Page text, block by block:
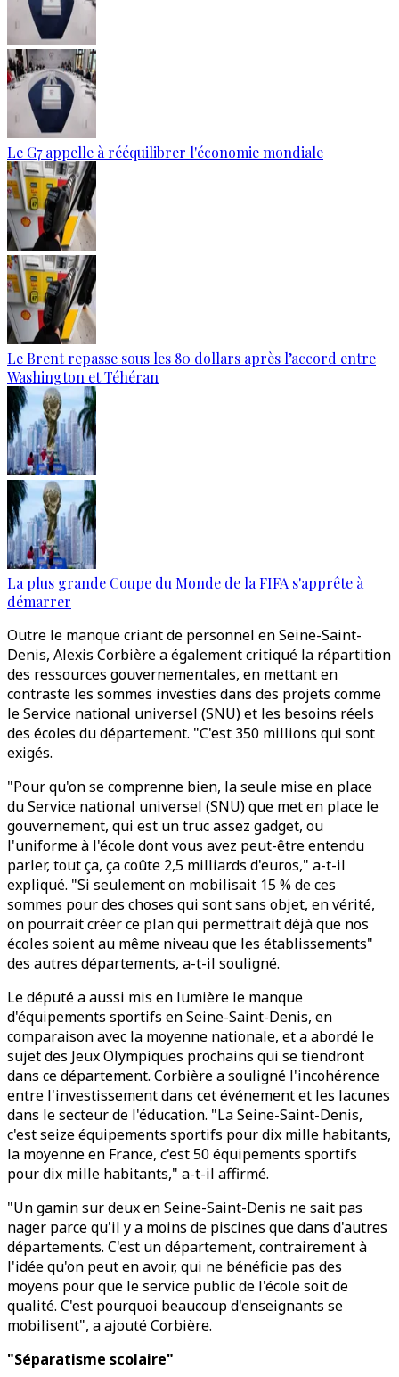
Le G7 appelle à rééquilibrer l'économie mondiale
Le Brent repasse sous les 80 dollars après l’accord entre
Washington et Téhéran
La plus grande Coupe du Monde de la FIFA s'apprête à
démarrer
Outre le manque criant de personnel en Seine-Saint-
Denis, Alexis Corbière a également critiqué la répartition
des ressources gouvernementales, en mettant en
contraste les sommes investies dans des projets comme
le Service national universel (SNU) et les besoins réels
des écoles du département. "C'est 350 millions qui sont
exigés.
"Pour qu'on se comprenne bien, la seule mise en place
du Service national universel (SNU) que met en place le
gouvernement, qui est un truc assez gadget, ou
l'uniforme à l'école dont vous avez peut-être entendu
parler, tout ça, ça coûte 2,5 milliards d'euros," a-t-il
expliqué. "Si seulement on mobilisait 15 % de ces
sommes pour des choses qui sont sans objet, en vérité,
on pourrait créer ce plan qui permettrait déjà que nos
écoles soient au même niveau que les établissements"
des autres départements, a-t-il souligné.
Le député a aussi mis en lumière le manque
d'équipements sportifs en Seine-Saint-Denis, en
comparaison avec la moyenne nationale, et a abordé le
sujet des Jeux Olympiques prochains qui se tiendront
dans ce département. Corbière a souligné l'incohérence
entre l'investissement dans cet événement et les lacunes
dans le secteur de l'éducation. "La Seine-Saint-Denis,
c'est seize équipements sportifs pour dix mille habitants,
la moyenne en France, c'est 50 équipements sportifs
pour dix mille habitants," a-t-il affirmé.
"Un gamin sur deux en Seine-Saint-Denis ne sait pas
nager parce qu'il y a moins de piscines que dans d'autres
départements. C'est un département, contrairement à
l'idée qu'on peut en avoir, qui ne bénéficie pas des
moyens pour que le service public de l'école soit de
qualité. C'est pourquoi beaucoup d'enseignants se
mobilisent", a ajouté Corbière.
"Séparatisme scolaire"